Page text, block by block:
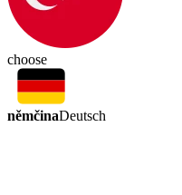
choose
němčinaDeutsch